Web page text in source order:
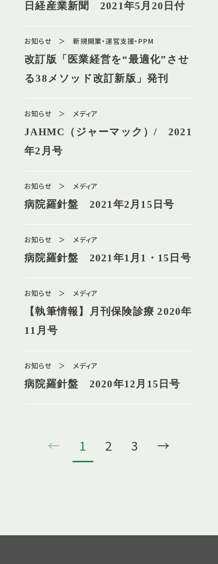
日経産業新聞 2021年5月20日付
お知らせ ＞ 新規開業・運営支援・PPM
改訂版「医業経営を“最適化”させ
る38メソッド改訂新版」発刊
お知らせ ＞ メディア
JAHMC（ジャーマック）/ 2021
年2月号
お知らせ ＞ メディア
病院羅針盤 2021年2月15日号
お知らせ ＞ メディア
病院羅針盤 2021年1月1・15日号
お知らせ ＞ メディア
【執筆情報】月刊保険診療 2020年
11月号
お知らせ ＞ メディア
病院羅針盤 2020年12月15日号
← 1 2 3 →